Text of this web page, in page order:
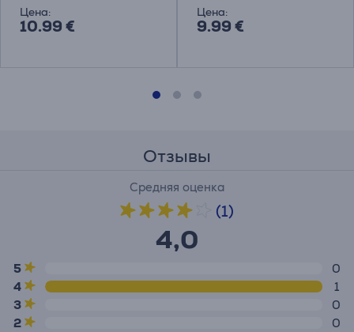
Цена:
10.99 €
Цена:
9.99 €
Отзывы
Средняя оценка
(1)
4,0
5
0
4
1
3
0
2
0